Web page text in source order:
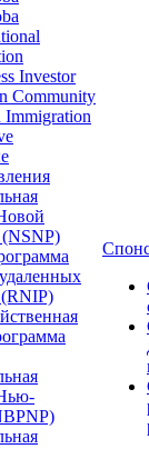
Investor
Community
Immigration